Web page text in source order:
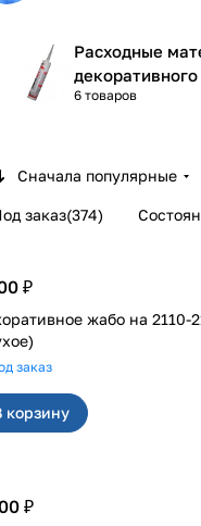
Расходные
6 товаров
Сначала популярные
заказ(374)
₽
жабо на 2110-2112
заказ
корзину
₽